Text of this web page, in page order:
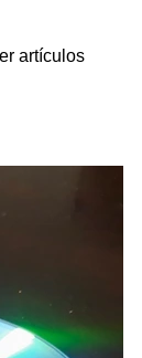
artículos